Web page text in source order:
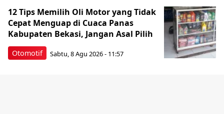
Otomotif
12 Tips Memilih Oli Motor yang Tidak
Cepat Menguap di Cuaca Panas
Kabupaten Bekasi, Jangan Asal Pilih
Sabtu, 8 Agu 2026 - 11:57